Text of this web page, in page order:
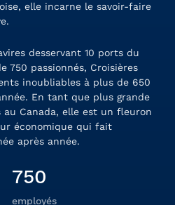
elle incarne le savoir-faire
desservant 10 ports du
750 passionnés, Croisières
inoubliables à plus de 650
En tant que plus grande
au Canada, elle est un fleuron
économique qui fait
après année.
750
employés